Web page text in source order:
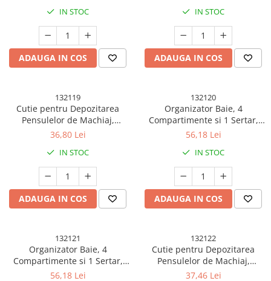
Accesorii Petrecere
Articole Petrecere
Baloane Folie
Baloane Coronita
Baloane cu Suport
Figurine si Baloane 3D
Litere
Seturi Baloane Folie
Baloane Latex
Baloane si Accesorii Absolvire
Baloane si Accesorii Halloween
IN STOC
ADAUGA IN COS
IN STOC
ADAUGA IN COS
132119
Cutie pentru Depozitarea
Pensulelor de Machiaj,
Rotativa, Plastic, 36 cm x 13
36,80 Lei
IN STOC
ADAUGA IN COS
132120
Organizator Baie, 4
Compartimente si 1 Sertar,
Rotire 360 Grade, din PP+PET,
56,18 Lei
IN STOC
ADAUGA IN COS
132121
Organizator Baie, 4
Compartimente si 1 Sertar,
Rotire 360 Grade, din PP+PET,
56,18 Lei
132122
Cutie pentru Depozitarea
Pensulelor de Machiaj,
Rotativa, Plastic, 36 cm x 13
37,46 Lei